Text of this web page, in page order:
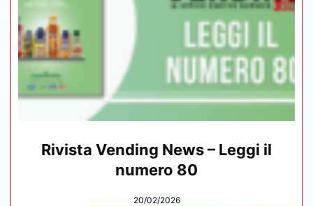
Rivista Vending News – Leggi il
numero 80
20/02/2026